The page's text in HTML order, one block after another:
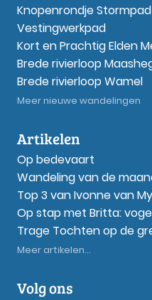
Knopenrondje
Vestingwerkpad
Kort en Prachtig Elden
Brede rivierloop
Brede rivierloop Wamel
Meer nieuwe wandelingen
Artikelen
Op bedevaart
Wandeling van de
Top 3 van Ivonne van
Op stap met Britta:
Trage Tochten op de
Meer artikelen...
Volg ons